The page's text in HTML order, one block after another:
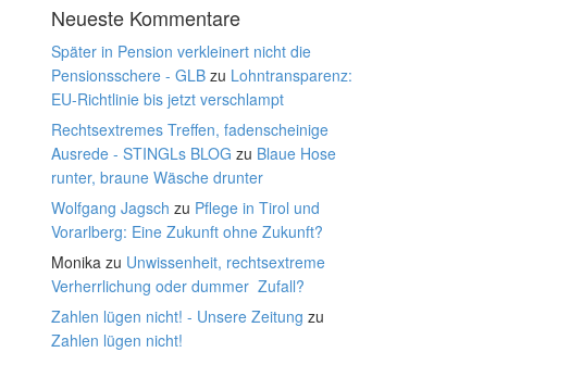
Neueste Kommentare
Später in Pension verkleinert nicht die
Pensionsschere - GLB zu Lohntransparenz:
EU-Richtlinie bis jetzt verschlampt
Rechtsextremes Treffen, fadenscheinige
Ausrede - STINGLs BLOG zu Blaue Hose
runter, braune Wäsche drunter
Wolfgang Jagsch zu Pflege in Tirol und
Vorarlberg: Eine Zukunft ohne Zukunft?
Monika zu Unwissenheit, rechtsextreme
Verherrlichung oder dummer Zufall?
Zahlen lügen nicht! - Unsere Zeitung zu
Zahlen lügen nicht!